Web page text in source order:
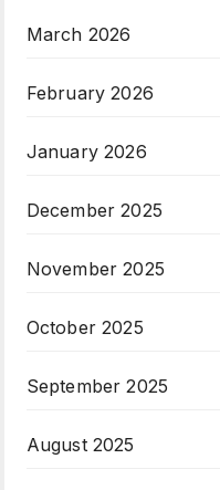
March 2026
February 2026
January 2026
December 2025
November 2025
October 2025
September 2025
August 2025